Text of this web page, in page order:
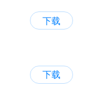
下载
下载